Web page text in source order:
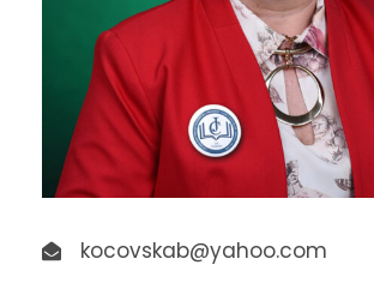
kocovskab@yahoo.com